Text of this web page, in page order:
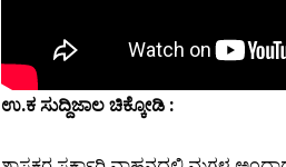
ಉ.ಕ ಸುದ್ದಿಜಾಲ ಚಿಕ್ಕೋಡಿ :